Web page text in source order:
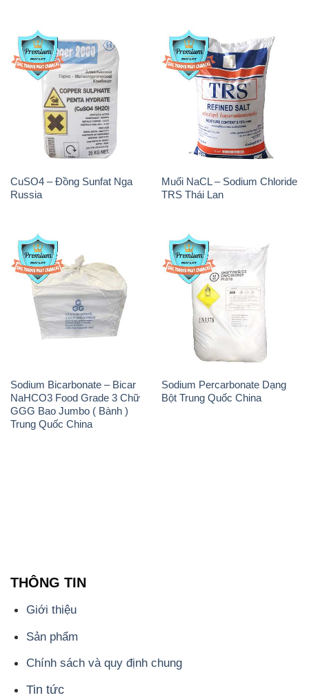
CuSO4 – Đồng Sunfat Nga
Russia
Muối NaCL – Sodium Chloride
TRS Thái Lan
Sodium Bicarbonate – Bicar
NaHCO3 Food Grade 3 Chữ
GGG Bao Jumbo ( Bành )
Trung Quốc China
Sodium Percarbonate Dạng
Bột Trung Quốc China
THÔNG TIN
Giới thiệu
Sản phẩm
Chính sách và quy định chung
Tin tức